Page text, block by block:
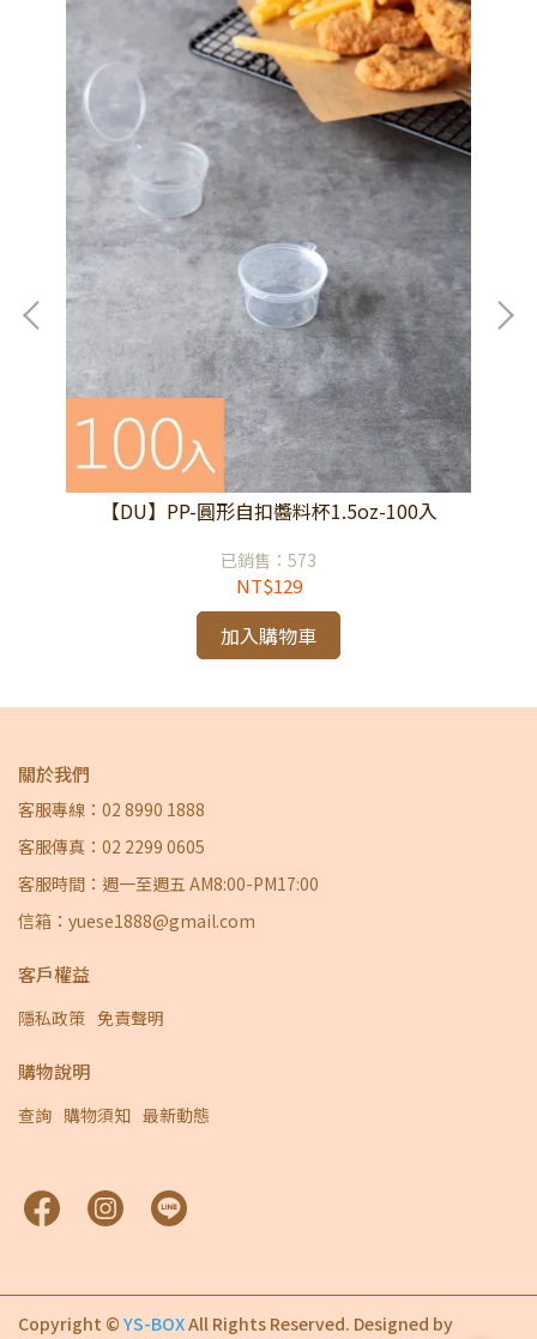
【DU】PP-圓形自扣醬料杯1.5oz-100入
已銷售：573
NT$129
加入購物車
關於我們
客服專線：02 8990 1888
客服傳真：02 2299 0605
客服時間：週一至週五 AM8:00-PM17:00
信箱：yuese1888@gmail.com
客戶權益
隱私政策 免責聲明
購物說明
查詢 購物須知 最新動態
Copyright © YS-BOXAll Rights Reserved. Designed by